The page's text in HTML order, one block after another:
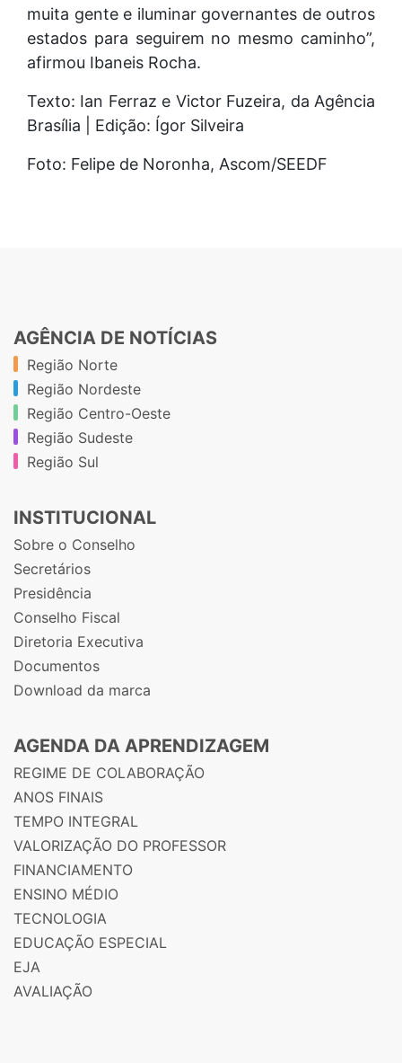
muita gente e iluminar governantes de outros
estados para seguirem no mesmo caminho”,
afirmou Ibaneis Rocha.
Texto: Ian Ferraz e Victor Fuzeira, da Agência
Brasília | Edição: Ígor Silveira
Foto: Felipe de Noronha, Ascom/SEEDF
AGÊNCIA DE NOTÍCIAS
Região Norte
Região Nordeste
Região Centro-Oeste
Região Sudeste
Região Sul
INSTITUCIONAL
Sobre o Conselho
Secretários
Presidência
Conselho Fiscal
Diretoria Executiva
Documentos
Download da marca
AGENDA DA APRENDIZAGEM
REGIME DE COLABORAÇÃO
ANOS FINAIS
TEMPO INTEGRAL
VALORIZAÇÃO DO PROFESSOR
FINANCIAMENTO
ENSINO MÉDIO
TECNOLOGIA
EDUCAÇÃO ESPECIAL
EJA
AVALIAÇÃO